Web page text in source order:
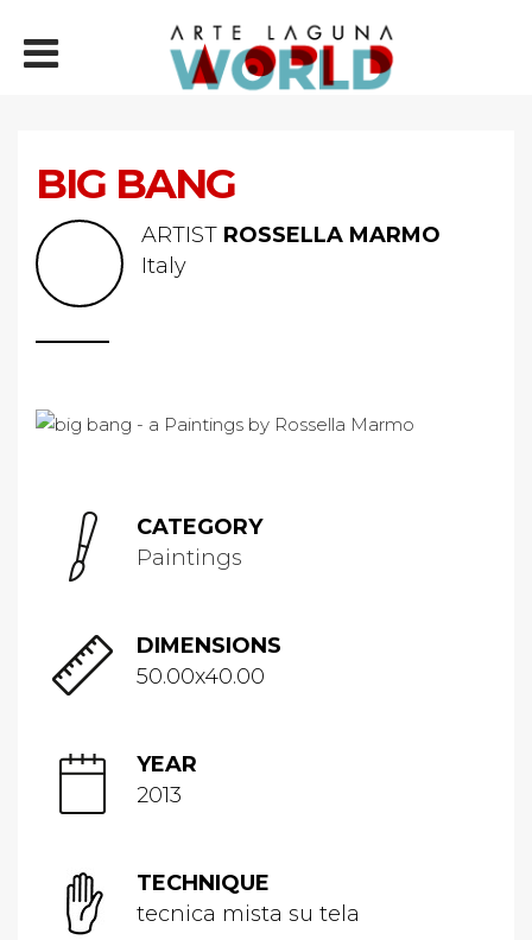
BIG BANG
ARTIST ROSSELLA MARMO
Italy
CATEGORY
Paintings
DIMENSIONS
50.00x40.00
YEAR
2013
TECHNIQUE
tecnica mista su tela